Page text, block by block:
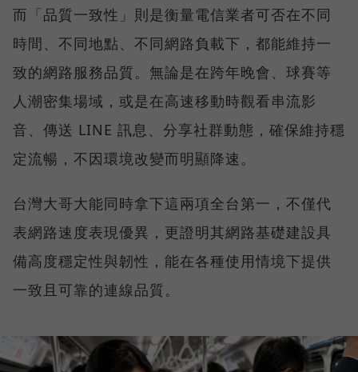
而「品質一致性」則是衡量電信業者可否在不同
時間、不同地點、不同網路負載下，都能維持一
致的網路服務品質。無論是在跨年晚會、球賽等
人潮密集場域，或是在高速移動時觀看串流影
音、傳送 LINE 訊息、分享社群動態，確保維持穩
定流暢，不因環境改變而明顯降速。
台灣大哥大能同時拿下這兩項全台第一，不僅代
表網路速度表現優異，更證明其網路基礎建設具
備高度穩定性與韌性，能在各種使用情境下提供
一致且可靠的連線品質。